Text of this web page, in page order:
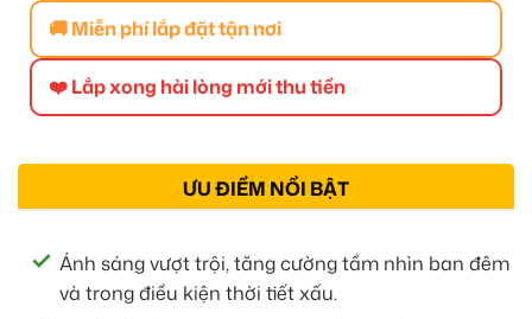
🚚 Miễn phí lắp đặt tận nơi
❤️ Lắp xong hài lòng mới thu tiền
ƯU ĐIỂM NỔI BẬT
Ánh sáng vượt trội, tăng cường tầm nhìn ban đêm
và trong điều kiện thời tiết xấu.